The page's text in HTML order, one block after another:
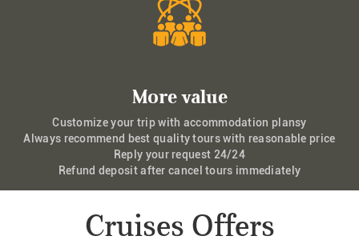
More value
Customize your trip with accommodation plansy
Always recommend best quality tours with reasonable price
Reply your request 24/24
Refund deposit after cancel tours immediately
Cruises Offers